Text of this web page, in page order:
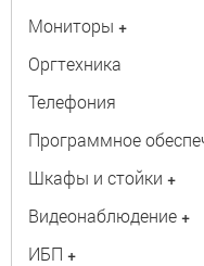
Мониторы +
Оргтехника
Телефония
Программное
Шкафы и стойки +
Видеонаблюдение +
ИБП +